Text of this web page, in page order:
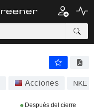
Acciones NKE
Después del cierre